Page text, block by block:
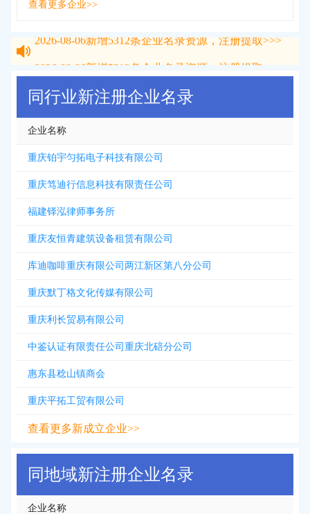
查看更多企业>>
新增 条企业名录资源，注册提取>>>
同行业新注册企业名录
企业名称
重庆铂宇匀拓电子科技有限公司
重庆笃迪行信息科技有限责任公司
福建铎泓律师事务所
重庆友恒青建筑设备租赁有限公司
库迪咖啡重庆有限公司两江新区第八分公司
重庆默丁格文化传媒有限公司
重庆利长贸易有限公司
中鉴认证有限责任公司重庆北碚分公司
惠东县稔山镇商会
重庆平拓工贸有限公司
查看更多新成立企业>>
同地域新注册企业名录
企业名称